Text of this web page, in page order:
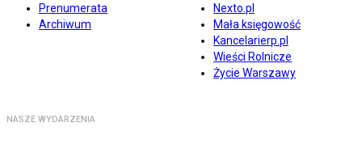
Prenumerata
Archiwum
Nexto.pl
Mała księgowość
Kancelarierp.pl
Wieści Rolnicze
Życie Warszawy
NASZE WYDARZENIA